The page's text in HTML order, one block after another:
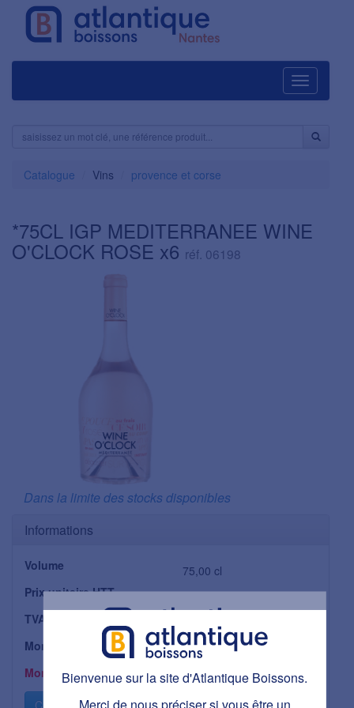
Navigation
Catalogue Vins provence et corse
*75CL IGP MEDITERRANEE WINE
O'CLOCK ROSE x6 réf. 06198
Dans la limite des stocks disponibles
Informations
Volume
75,00 cl
Prix unitaire HTT
6,51 €
TVA applicable
Montant TVA
1,30 €
Montant TTC
7,81 €
Cliquez pour consulter la fiche produit...
Bienvenue sur la site d'Atlantique Boissons.
Ce site est réservé aux personnes majeures.
Avez-vous plus de 18 ans ?
Bienvenue sur la site d'Atlantique Boissons.
Merci de nous préciser si vous être un